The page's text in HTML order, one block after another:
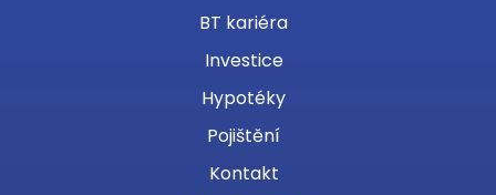
BT kariéra
Investice
Hypotéky
Pojištění
Kontakt